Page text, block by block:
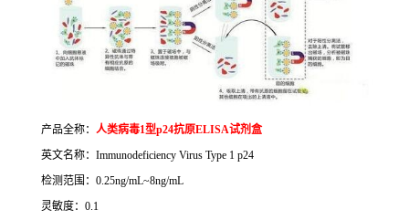
产品全称： 人类病毒1型p24抗原ELISA试剂盒
英文名称： Immunodeficiency Virus Type 1 p24
检测范围： 0.25ng/mL~8ng/mL
灵敏度： 0.1